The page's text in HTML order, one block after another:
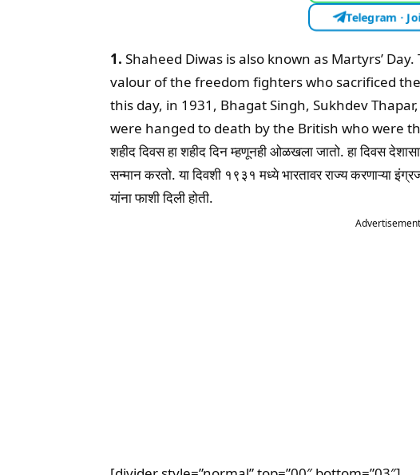
Telegram ·
1. Shaheed Diwas is also known as Martyrs’
valour of the freedom fighters who sacrificed
this day, in 1931, Bhagat Singh, Sukhdev
were hanged to death by the British who were
शहीद दिवस हा शहीद दिन म्हणूनही ओळखला जातो. हा दिवस
सन्मान करतो. या दिवशी १९३१ मध्ये भारतावर राज्य करणाऱ्या
यांना फाशी दिली होती.
Advertisement